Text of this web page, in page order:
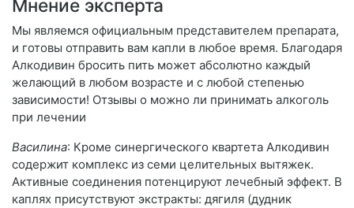
Мнение эксперта
Мы являемся официальным представителем препарата,
и готовы отправить вам капли в любое время. Благодаря
Алкодивин бросить пить может абсолютно каждый
желающий в любом возрасте и с любой степенью
зависимости! Отзывы о можно ли принимать алкоголь
при лечении
Василина: Кроме синергического квартета Алкодивин
содержит комплекс из семи целительных вытяжек.
Активные соединения потенцируют лечебный эффект. В
каплях присутствуют экстракты: дягиля (дудник